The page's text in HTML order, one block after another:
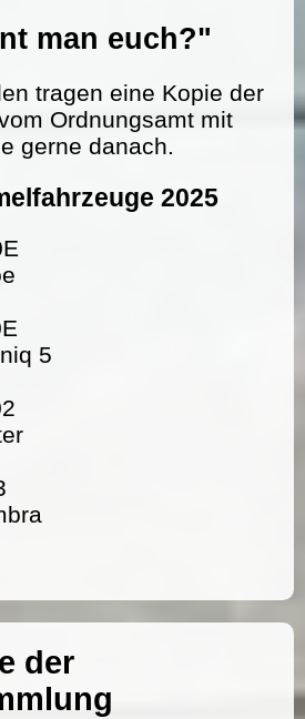
man euch?"
tragen eine Kopie der
Ordnungsamt mit
gerne danach.
2025
5
der